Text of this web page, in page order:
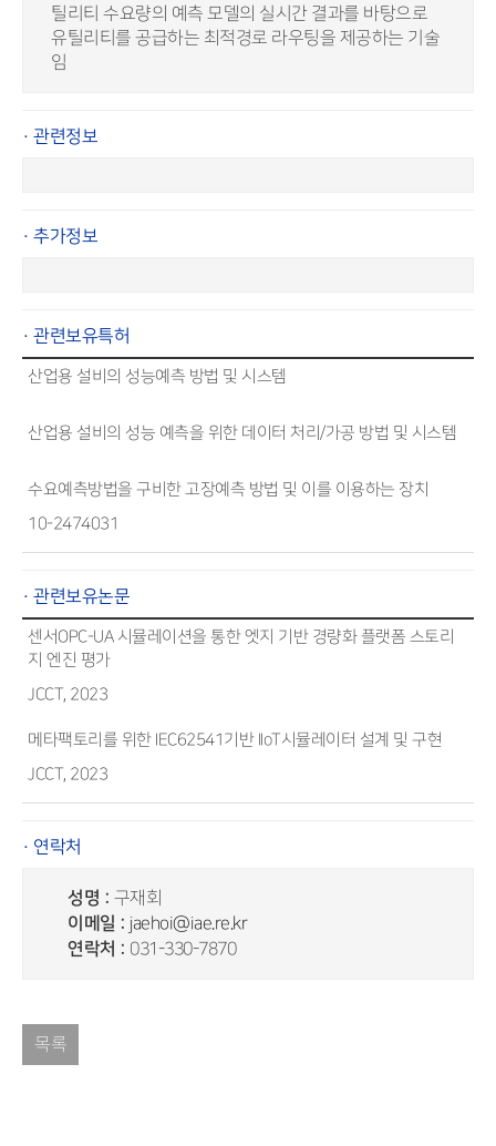
틸리티 수요량의 예측 모델의 실시간 결과를 바탕으로
유틸리티를 공급하는 최적경로 라우팅을 제공하는 기술
임
· 관련정보
· 추가정보
· 관련보유특허
산업용 설비의 성능예측 방법 및 시스템
산업용 설비의 성능 예측을 위한 데이터 처리/가공 방법 및 시스템
수요예측방법을 구비한 고장예측 방법 및 이를 이용하는 장치
10-2474031
· 관련보유논문
센서OPC-UA 시뮬레이션을 통한 엣지 기반 경량화 플랫폼 스토리
지 엔진 평가
JCCT, 2023
메타팩토리를 위한 IEC62541기반 IIoT시뮬레이터 설계 및 구현
JCCT, 2023
· 연락처
성명 : 구재회
이메일 : jaehoi@iae.re.kr
연락처 : 031-330-7870
목록